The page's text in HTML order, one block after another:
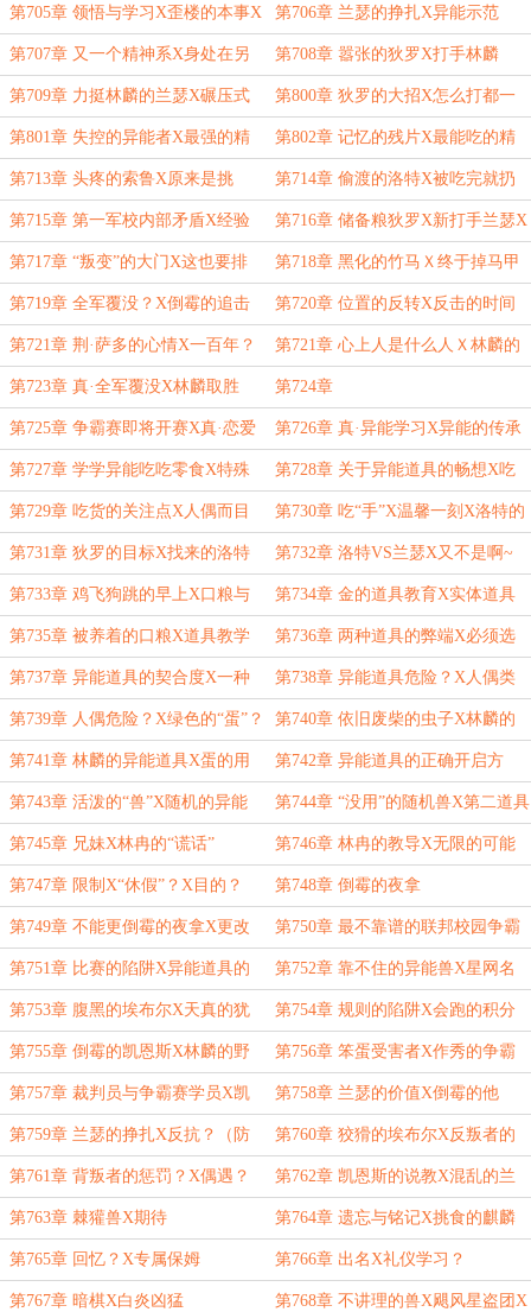
索鲁 进行中（含不靠谱的小番外）
第705章 领悟与学习X歪楼的本事X
郁闷的兰瑟（含不靠谱小番外二）
第706章 兰瑟的挣扎X异能示范
第707章 又一个精神系X身处在另
一个环境的“林麟”（含小番外三）
第708章 嚣张的狄罗X打手林麟
第709章 力挺林麟的兰瑟X碾压式
踢飞X狄罗要反击
第800章 狄罗的大招X怎么打都一
样X压倒性的胜利（含番外四）
第801章 失控的异能者X最强的精
神系
第802章 记忆的残片X最能吃的精
神力（含小番外五）
第713章 头疼的索鲁X原来是挑
食！
第714章 偷渡的洛特X被吃完就扔
的索鲁
第715章 第一军校内部矛盾X经验
丰富的索鲁（含小番外结局）
第716章 储备粮狄罗X新打手兰瑟X
混战什么的
第717章 “叛变”的大门X这也要排
队？X危机？
第718章 黑化的竹马Ｘ终于掉马甲
了
第719章 全军覆没？X倒霉的追击
者们
第720章 位置的反转X反击的时间
第721章 荆·萨多的心情X一百年？ 第721章 心上人是什么人Ｘ林麟的
反击进行中
第723章 真·全军覆没X林麟取胜 第724章
第725章 争霸赛即将开赛X真·恋爱
诅咒？
第726章 真·异能学习X异能的传承
第727章 学学异能吃吃零食X特殊
异能道具
第728章 关于异能道具的畅想X吃
货的想法就是吃货
第729章 吃货的关注点X人偶而目
标
第730章 吃“手”X温馨一刻X洛特的
目的地
第731章 狄罗的目标X找来的洛特
（一更）
第732章 洛特VS兰瑟X又不是啊~
第733章 鸡飞狗跳的早上X口粮与
异能的问题（三更）
第734章 金的道具教育X实体道具
分类
第735章 被养着的口粮X道具教学
进行时（第二更）
第736章 两种道具的弊端X必须选
一种？（三更）
第737章 异能道具的契合度X一种
还是两种？
第738章 异能道具危险？X人偶类
道具
第739章 人偶危险？X绿色的“蛋”？ 第740章 依旧废柴的虫子X林麟的
异能道具
第741章 林麟的异能道具X蛋的用
途？
第742章 异能道具的正确开启方
式？X大概吧
第743章 活泼的“兽”X随机的异能
兽？
第744章 “没用”的随机兽X第二道具
第745章 兄妹X林冉的“谎话” 第746章 林冉的教导X无限的可能
性
第747章 限制X“休假”？X目的？ 第748章 倒霉的夜拿
第749章 不能更倒霉的夜拿X更改
的地点
第750章 最不靠谱的联邦校园争霸
赛X比赛开赛
第751章 比赛的陷阱X异能道具的
用武之地
第752章 靠不住的异能兽X星网名
人？
第753章 腹黑的埃布尔X天真的犹
达X放弃机甲？
第754章 规则的陷阱X会跑的积分
牌X幸运的林麟
第755章 倒霉的凯恩斯X林麟的野
餐时间
第756章 笨蛋受害者X作秀的争霸
赛
第757章 裁判员与争霸赛学员X凯
恩斯的郁闷
第758章 兰瑟的价值X倒霉的他
第759章 兰瑟的挣扎X反抗？（防
盗）
第760章 狡猾的埃布尔X反叛者的
惩罚？
第761章 背叛者的惩罚？X偶遇？ 第762章 凯恩斯的说教X混乱的兰
瑟X兽？
第763章 棘獾兽X期待 第764章 遗忘与铭记X挑食的麒麟
第765章 回忆？X专属保姆 第766章 出名X礼仪学习？
第767章 暗棋X白炎凶猛 第768章 不讲理的兽X飓风星盗团X